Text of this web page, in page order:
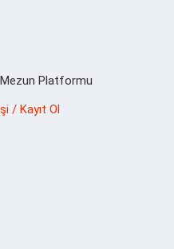
Platformu
/ Kayıt Ol